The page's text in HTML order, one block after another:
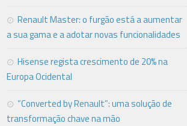
Renault Master: o furgão está a aumentar
a sua gama e a adotar novas funcionalidades
Hisense regista crescimento de 20% na
Europa Ocidental
“Converted by Renault”: uma solução de
transformação chave na mão